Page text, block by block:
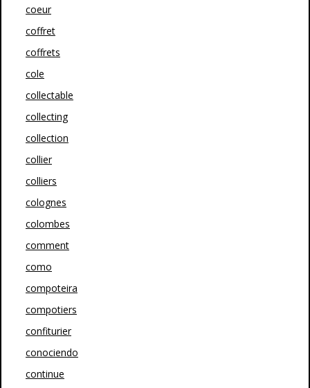
coeur
coffret
coffrets
cole
collectable
collecting
collection
collier
colliers
colognes
colombes
comment
como
compoteira
compotiers
confiturier
conociendo
continue